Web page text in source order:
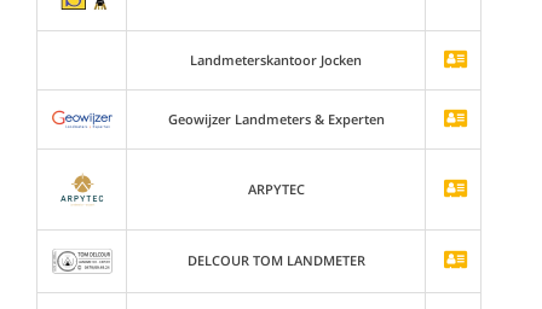
Landmeterskantoor Jocken
Geowijzer Landmeters & Experten
ARPYTEC
DELCOUR TOM LANDMETER